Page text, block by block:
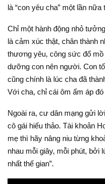
là “con yêu cha” một lần nữa
Chỉ một hành động nhỏ
là cảm xúc thật, chân thành
thương yêu, công sức đổ
dưỡng con nên người. Con
cũng chính là lúc cha đã
Với cha, chỉ cái ôm ấm áp đó
Ngoài ra, cư dân mạng gửi
cô gái hiếu thảo. Tài khoản
mẹ thì hãy nâng niu từng
nhau mỗi giây, mỗi phút, bởi
nhất thế gian”.